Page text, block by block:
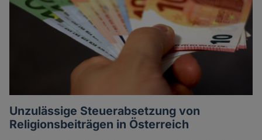
Unzulässige Steuerabsetzung von
Religionsbeiträgen in Österreich